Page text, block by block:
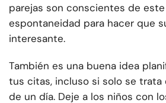
parejas son conscientes de
espontaneidad para hacer que
interesante.
También es una buena idea
tus citas, incluso si solo se trata
de un día. Deje a los niños con